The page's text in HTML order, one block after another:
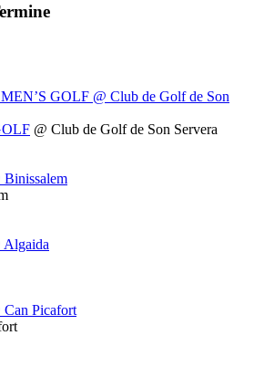
GOLF @ Club de Golf de Son
@ Club de Golf de Son Servera
Binissalem
Algaida
Can Picafort